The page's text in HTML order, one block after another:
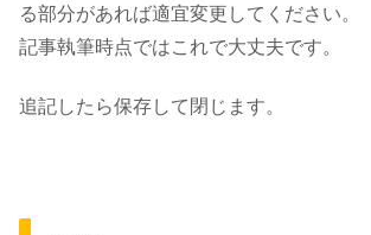
る部分があれば適宜変更してください。
記事執筆時点ではこれで大丈夫です。
追記したら保存して閉じます。